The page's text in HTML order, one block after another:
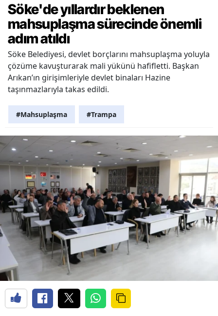
Söke'de yıllardır beklenen
mahsuplaşma sürecinde önemli
adım atıldı
Söke Belediyesi, devlet borçlarını mahsuplaşma yoluyla
çözüme kavuşturarak mali yükünü hafifletti. Başkan
Arıkan’ın girişimleriyle devlet binaları Hazine
taşınmazlarıyla takas edildi.
#Mahsuplaşma #Trampa